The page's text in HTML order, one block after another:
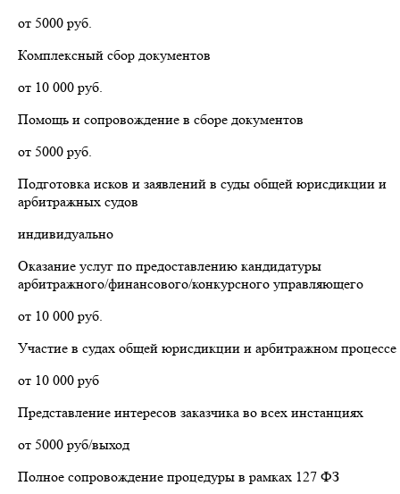
от 5000 руб.
Комплексный сбор документов
от 10 000 руб.
Помощь и сопровождение в сборе документов
от 5000 руб.
Подготовка исков и заявлений в суды общей юрисдикции и
арбитражных судов
индивидуально
Оказание услуг по предоставлению кандидатуры
арбитражного/финансового/конкурсного управляющего
от 10 000 руб.
Участие в судах общей юрисдикции и арбитражном процессе
от 10 000 руб
Представление интересов заказчика во всех инстанциях
от 5000 руб/выход
Полное сопровождение процедуры в рамках 127 ФЗ